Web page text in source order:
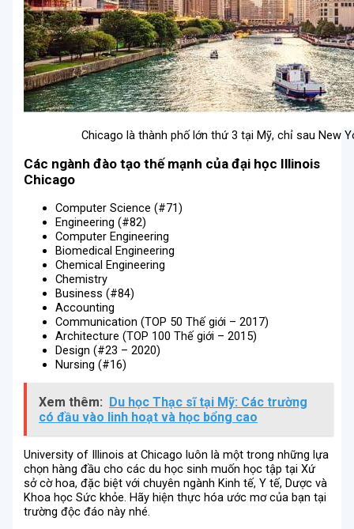
Chicago là thành phố lớn thứ 3 tại Mỹ, chỉ sau New
Các ngành đào tạo thế mạnh của đại học Illinois
Chicago
Computer Science (#71)
Engineering (#82)
Computer Engineering
Biomedical Engineering
Chemical Engineering
Chemistry
Business (#84)
Accounting
Communication (TOP 50 Thế giới – 2017)
Architecture (TOP 100 Thế giới – 2015)
Design (#23 – 2020)
Nursing (#16)
Xem thêm: Du học Thạc sĩ tại Mỹ: Các trường
có đầu vào linh hoạt và học bổng cao
University of Illinois at Chicago luôn là một trong những lựa
chọn hàng đầu cho các du học sinh muốn học tập tại Xứ
sở cờ hoa, đặc biệt với chuyên ngành Kinh tế, Y tế, Dược và
Khoa học Sức khỏe. Hãy hiện thực hóa ước mơ của bạn tại
trường độc đáo này nhé.